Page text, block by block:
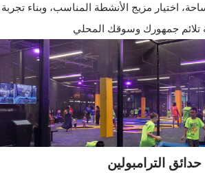
اختيار مزيج الأنشطة المناسب، وبناء تجربة
حدائق الترامبولين